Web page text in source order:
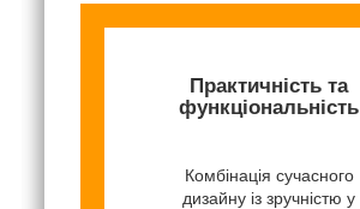
Практичність та
функціональність
Комбінація сучасного
дизайну із зручністю у